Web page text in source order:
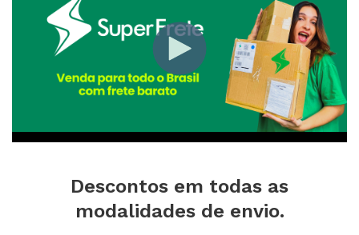
Descontos em todas as
modalidades de envio.